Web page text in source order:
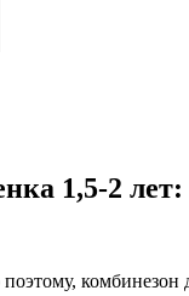
1,5-2 лет: